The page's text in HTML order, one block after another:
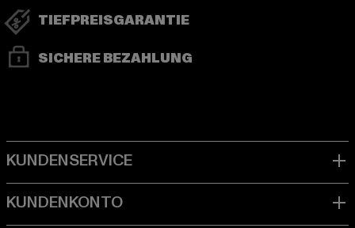
TIEFPREISGARANTIE
SICHERE BEZAHLUNG